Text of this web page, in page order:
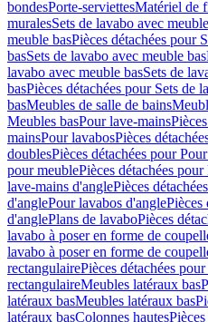
bondesPorte-serviettesMatériel de
muralesSets de lavabo avec
meuble basPièces détachées pour
basSets de lavabo avec meuble bas
lavabo avec meuble basSets de
basPièces détachées pour Sets de
basMeubles de salle de bains
Meubles basPour lave-mains
mainsPour lavabosPièces
doublesPièces détachées pour
pour meublePièces détachées
lave-mains d'anglePièces
d'anglePour lavabos d'anglePièces
d'anglePlans de lavaboPièces
lavabo à poser en forme de
lavabo à poser en forme de
rectangulairePièces détachées
rectangulaireMeubles latéraux bas
latéraux basMeubles latéraux bas
latéraux basColonnes hautes